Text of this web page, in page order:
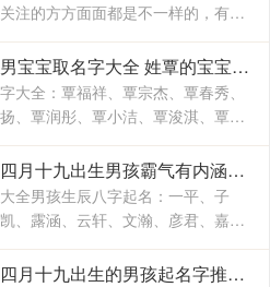
注的方方面面都是不一样的，有的
同姓的人，相信所展现出来的寓意
，这主要要看父母对于孩子的期待2023年覃姓男宝宝取名字大全 姓覃的宝宝名字大全
大全：覃福祥、覃宗杰、覃春秀、
、覃润彤、覃小洁、覃浚淇、覃炳
宗宝、覃兴隆、覃天予、覃欣君、
、覃熙
2023年农历四月十九出生男孩霸气有内涵的名字 兔宝宝起名字大全男孩生辰八字起名
全男孩生辰八字起名：一平、子
、露涵、云轩、文瀚、彦君、嘉
、亦心、梓玉、洛伊、宸溪、浩
、智豪、鑫磊
2023年农历四月十九出生的男孩起名字推荐 兔年男孩名字2023年名字大全